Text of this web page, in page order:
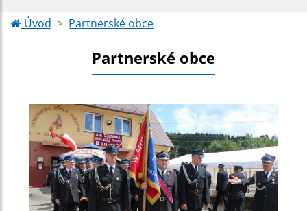
Úvod Partnerské obce
Partnerské obce